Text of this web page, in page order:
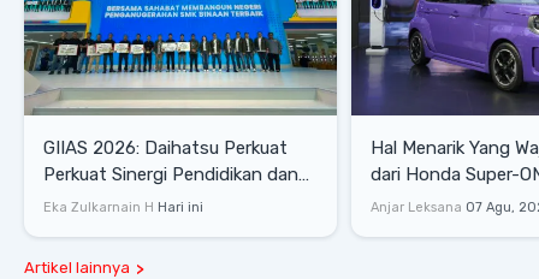
GIIAS 2026: Daihatsu Perkuat
Perkuat Sinergi Pendidikan dan
Industri Otomotif
Eka Zulkarnain H Hari ini
Hal Menarik Yang
dari Honda Super-ONE
Harga
Anjar Leksana 07 Agu,
Artikel lainnya